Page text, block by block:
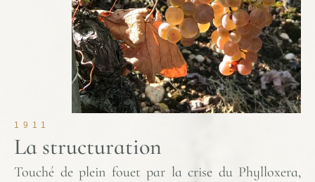
1911
La structuration
Touché de plein fouet par la crise du Phylloxera,